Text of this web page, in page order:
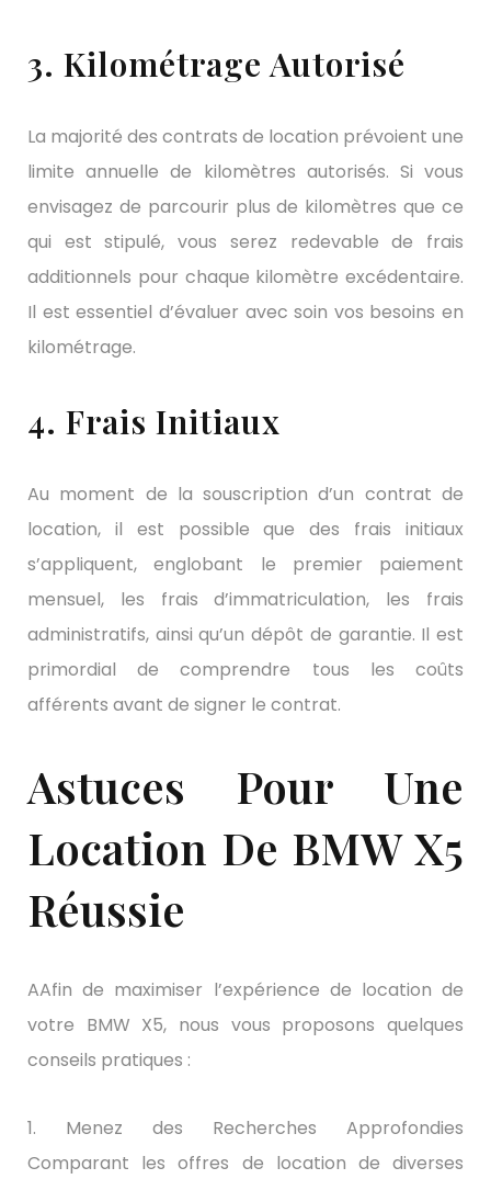
3. Kilométrage Autorisé
La majorité des contrats de location prévoient une
limite annuelle de kilomètres autorisés. Si vous
envisagez de parcourir plus de kilomètres que ce
qui est stipulé, vous serez redevable de frais
additionnels pour chaque kilomètre excédentaire.
Il est essentiel d’évaluer avec soin vos besoins en
kilométrage.
4. Frais Initiaux
Au moment de la souscription d’un contrat de
location, il est possible que des frais initiaux
s’appliquent, englobant le premier paiement
mensuel, les frais d’immatriculation, les frais
administratifs, ainsi qu’un dépôt de garantie. Il est
primordial de comprendre tous les coûts
afférents avant de signer le contrat.
Astuces Pour Une
Location De BMW X5
Réussie
AAfin de maximiser l’expérience de location de
votre BMW X5, nous vous proposons quelques
conseils pratiques :
1. Menez des Recherches Approfondies
Comparant les offres de location de diverses